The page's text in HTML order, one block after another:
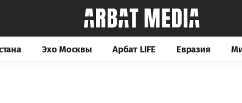
Эхо Москвы Арбат LIFE Евразия